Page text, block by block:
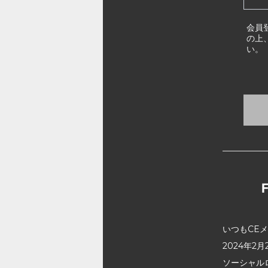
会員
の上
い。
いつもCE
2024年2月
ソーシャ